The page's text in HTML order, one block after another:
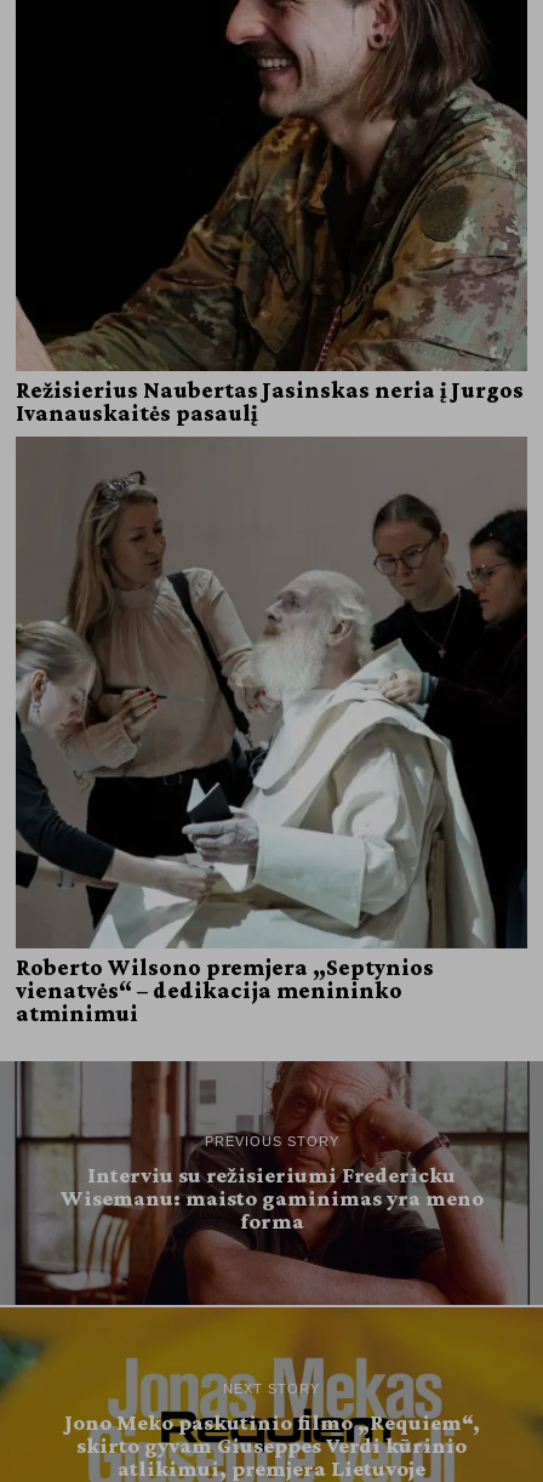
Režisierius Naubertas Jasinskas neria į Jurgos
Ivanauskaitės pasaulį
Roberto Wilsono premjera „Septynios
vienatvės“ – dedikacija menininko
atminimui
PREVIOUS STORY
Interviu su režisieriumi Fredericku
Wisemanu: maisto gaminimas yra meno
forma
NEXT STORY
Jono Meko paskutinio filmo „Requiem“,
skirto gyvam Giuseppes Verdi kūrinio
atlikimui, premjera Lietuvoje